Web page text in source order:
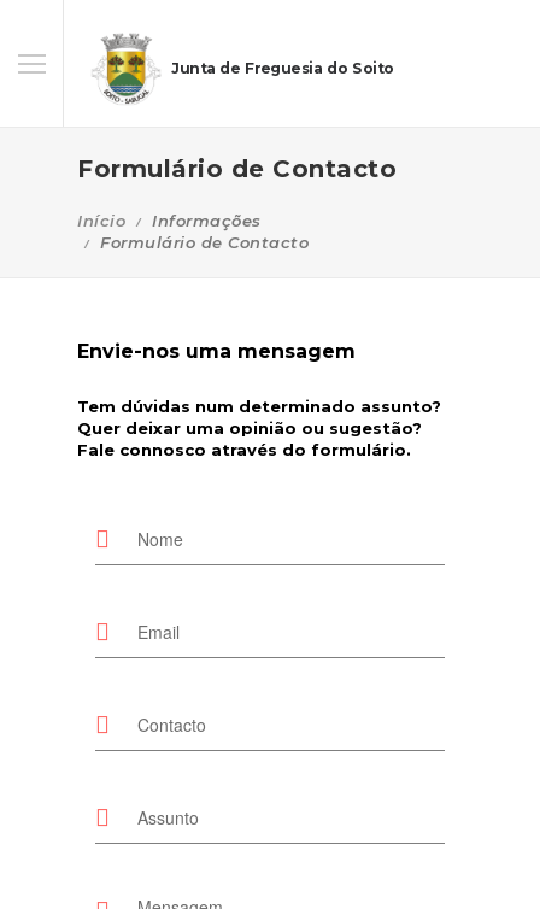
Junta de Freguesia do Soito
Formulário de Contacto
Início
Informações
Formulário de Contacto
Envie-nos uma mensagem
Tem dúvidas num determinado assunto?
Quer deixar uma opinião ou sugestão?
Fale connosco através do formulário.